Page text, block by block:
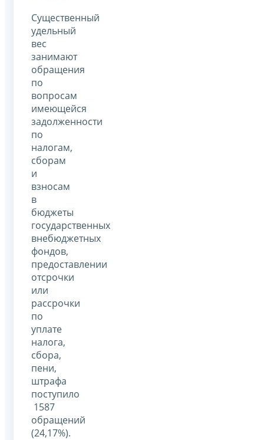
Существенный
удельный
вес
занимают
обращения
по
вопросам
имеющейся
задолженности
по
налогам,
сборам
и
взносам
в
бюджеты
государственных
внебюджетных
фондов,
предоставлении
отсрочки
или
рассрочки
по
уплате
налога,
сбора,
пени,
штрафа
поступило
1587
обращений
(24,17%).